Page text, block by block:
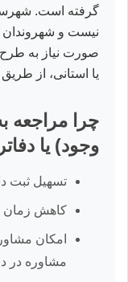
گرفته است.
نیست و شهروندان
صورت نیاز به
یا استانی، از
چرا
وجود) یا
تسهیل ثبت
کاهش زمان
امکان
مشاوره در